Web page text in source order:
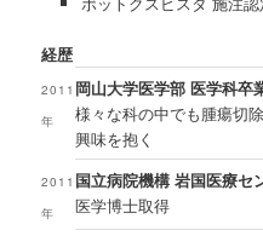
経歴
2011
年
岡山大学医学部 医学科卒
様々な科の中でも腫瘍切
興味を抱く
2011
年
国立病院機構 岩国医療セ
医学博士取得